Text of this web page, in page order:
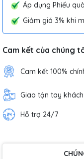
Áp dụng Phiếu
Giảm giá 3% khi
Cam kết của chúng
Cam kết 100%
Giao tận tay
Hỗ trợ 24/7